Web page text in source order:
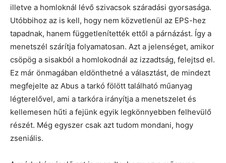
illetve a homloknál lévő szivacsok száradási gyorsasága.
Utóbbihoz az is kell, hogy nem közvetlenül az EPS-hez
tapadnak, hanem függetlenítették ettől a párnázást. Így a
menetszél szárítja folyamatosan. Azt a jelenséget, amikor
csöpög a sisakból a homlokodnál az izzadtság, felejtsd el.
Ez már önmagában eldönthetné a választást, de mindezt
megfejelte az Abus a tarkó fölött található műanyag
légterelővel, ami a tarkóra irányítja a menetszelet és
kellemesen hűti a fejünk egyik legkönnyebben felhevülő
részét. Még egyszer csak azt tudom mondani, hogy
zseniális.